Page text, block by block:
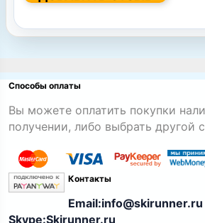
Способы оплаты
Вы можете оплатить покупки
получении, либо выбрать другой
Контакты
Email:info@skirunner.ru
Skype:Skirunner.ru